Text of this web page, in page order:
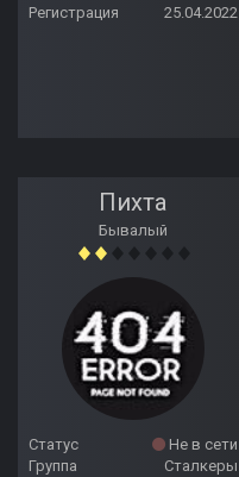
Регистрация
25.04.2022
Пихта
Бывалый
Статус
Не в сети
Группа
Сталкеры